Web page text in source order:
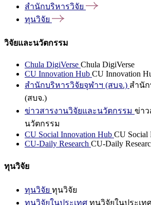
สำนักบริหารวิจัย
ทุนวิจัย
วิจัยและนวัตกรรม
Chula DigiVerse Chula DigiVerse
CU Innovation Hub CU Innovation
สำนักบริหารวิจัยจุฬาฯ (สบจ.) สำนั
(สบจ.)
ข่าวสารงานวิจัยและนวัตกรรม ข่าว
นวัตกรรม
CU Social Innovation Hub CU Social
CU-Daily Research CU-Daily
ทุนวิจัย
ทุนวิจัย ทุนวิจัย
ทุนวิจัยในประเทศ ทุนวิจัยในประเท